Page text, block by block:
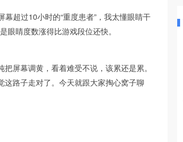
超过10小时的“重度患者”，我太懂眼睛干
睛度数涨得比游戏段位还快。
屏幕调黄，看着难受不说，该累还是累。
路子走对了。今天就跟大家掏心窝子聊